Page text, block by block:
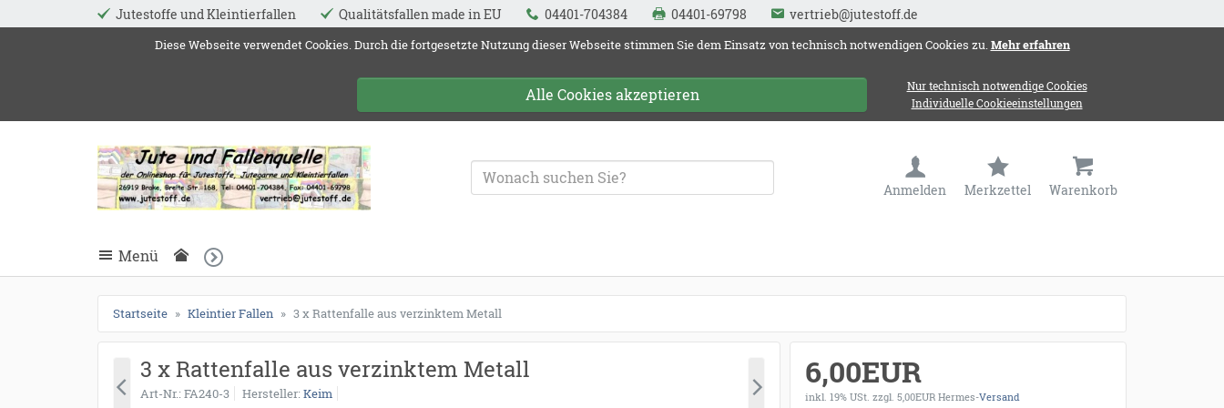
Jutestoffe und Kleintierfallen Qualitätsfallen made in EU 04401-704384 04401-69798 vertrieb@jutestoff.de
Diese Webseite verwendet Cookies. Durch die fortgesetzte Nutzung dieser Webseite stimmen Sie dem Einsatz von technisch notwendigen Cookies zu. Mehr erfahren
Alle Cookies akzeptieren
Nur technisch notwendige Cookies
Individuelle Cookieeinstellungen
schließen
Suche
Anmelden Merkzettel Warenkorb
Menü
Startseite Kleintier Fallen 3 x Rattenfalle aus verzinktem Metall
3 x Rattenfalle aus verzinktem Metall
Art-Nr. FA240-3 Hersteller Keim
6,00EUR
inkl. 19% USt. zzgl. 5,00EUR Hermes-Versand